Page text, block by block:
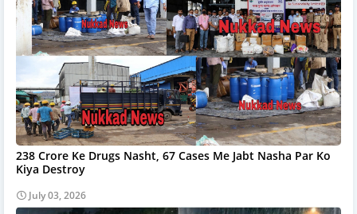
238 Crore Ke Drugs Nasht, 67 Cases Me Jabt Nasha Par Ko
Kiya Destroy
July 03, 2026